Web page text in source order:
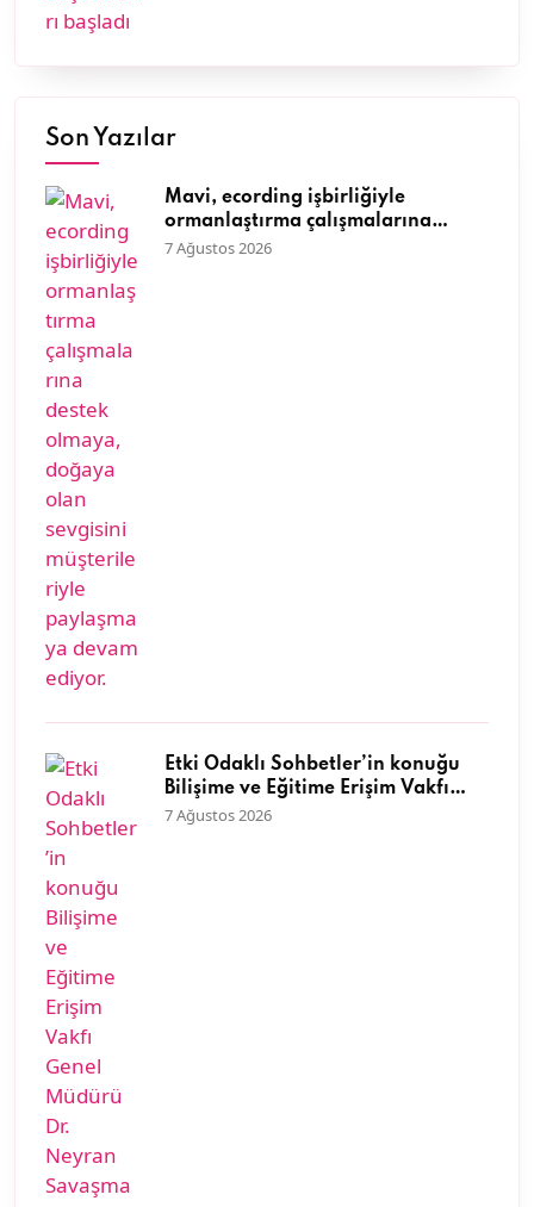
Son Yazılar
Mavi, ecording işbirliğiyle
ormanlaştırma çalışmalarına
destek olmaya, doğaya olan
7 Ağustos 2026
Etki Odaklı Sohbetler’in konuğu
Bilişime ve Eğitime Erişim Vakfı
Genel Müdürü Dr. Neyran
7 Ağustos 2026